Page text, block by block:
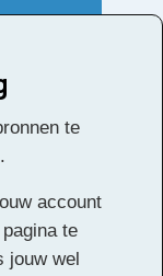
en maken
te
account
te
wel